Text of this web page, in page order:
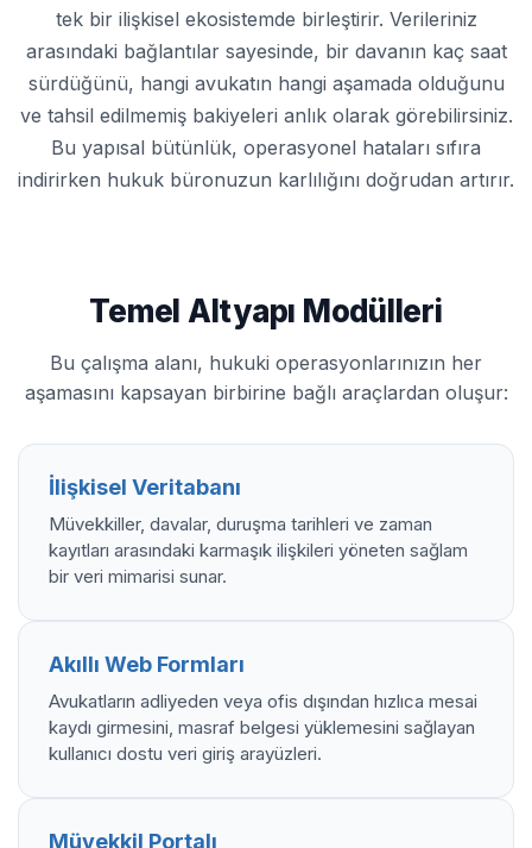
tek bir ilişkisel ekosistemde birleştirir. Verileriniz
arasındaki bağlantılar sayesinde, bir davanın kaç saat
sürdüğünü, hangi avukatın hangi aşamada olduğunu
ve tahsil edilmemiş bakiyeleri anlık olarak görebilirsiniz.
Bu yapısal bütünlük, operasyonel hataları sıfıra
indirirken hukuk büronuzun karlılığını doğrudan artırır.
Temel Altyapı Modülleri
Bu çalışma alanı, hukuki operasyonlarınızın her
aşamasını kapsayan birbirine bağlı araçlardan oluşur:
İlişkisel Veritabanı
Müvekkiller, davalar, duruşma tarihleri ve zaman
kayıtları arasındaki karmaşık ilişkileri yöneten sağlam
bir veri mimarisi sunar.
Akıllı Web Formları
Avukatların adliyeden veya ofis dışından hızlıca mesai
kaydı girmesini, masraf belgesi yüklemesini sağlayan
kullanıcı dostu veri giriş arayüzleri.
Müvekkil Portalı